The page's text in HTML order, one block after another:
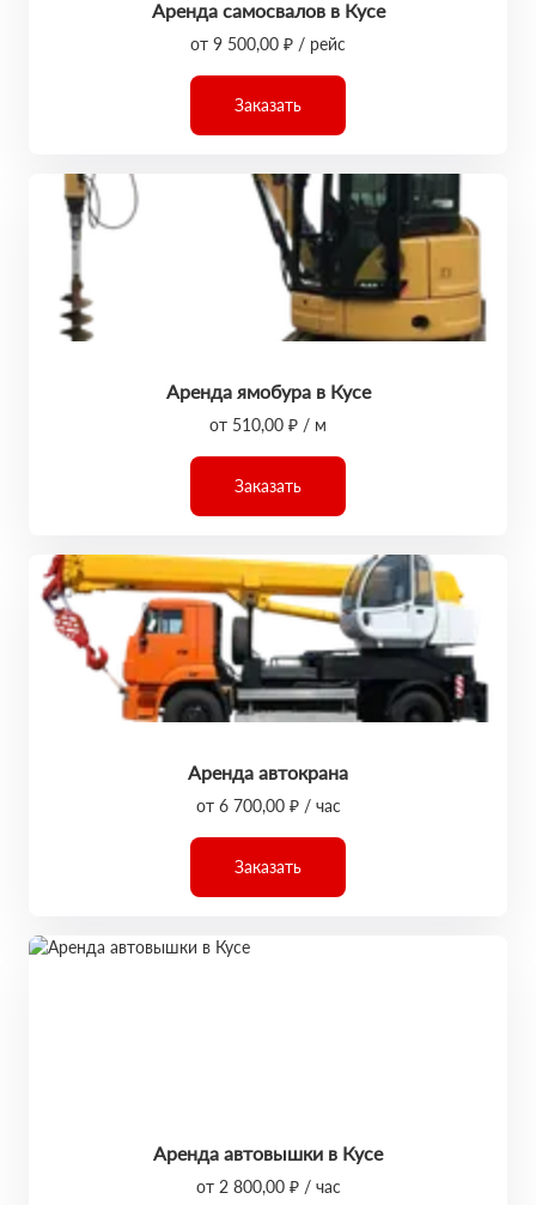
Аренда самосвалов в Кусе
от 9 500,00 ₽ / рейс
Заказать
Аренда ямобура в Кусе
от 510,00 ₽ / м
Заказать
Аренда автокрана
от 6 700,00 ₽ / час
Заказать
Аренда автовышки в Кусе
от 2 800,00 ₽ / час